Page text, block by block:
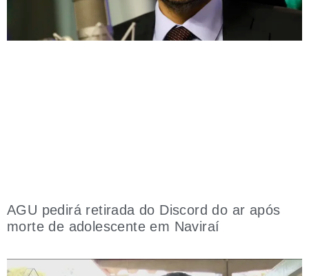
AGU pedirá retirada do Discord do ar após
morte de adolescente em Naviraí